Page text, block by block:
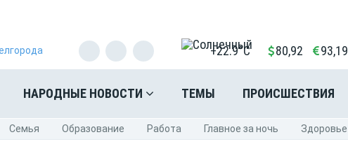
+22.9°C 80,92 93,19
НАРОДНЫЕ НОВОСТИ ТЕМЫ ПРОИСШЕСТВИЯ
Cемья Oбразование Pабота Главное за ночь Здоровье